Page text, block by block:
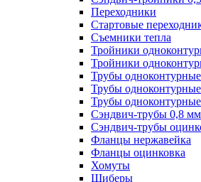
Переходники
Стартовые
Съемники тепла
Тройники
Тройники
Трубы
Трубы
Трубы
Сэндвич-трубы 0,8 мм
Сэндвич-трубы
Фланцы нержавейка
Фланцы оцинковка
Хомуты
Шиберы